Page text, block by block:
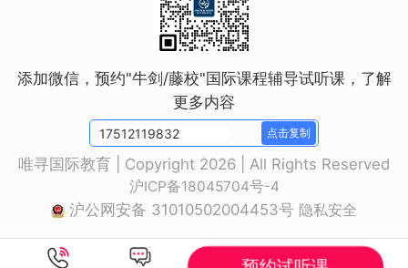
添加微信，预约"牛剑/藤校"国际课程辅导试听课，了解
更多内容
点击复制
唯寻国际教育 | Copyright 2026 | All Rights Reserved
沪ICP备18045704号-4
沪公网安备 31010502004453号 隐私安全